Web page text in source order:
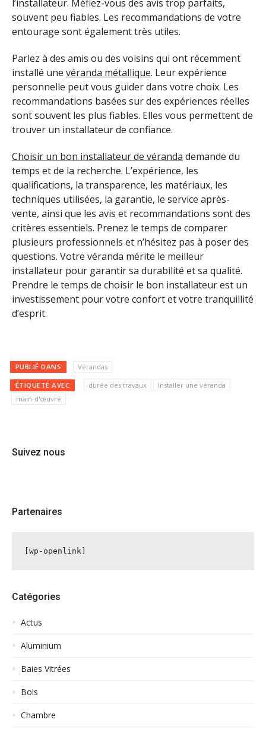
l’installateur. Méfiez-vous des avis trop parfaits,
souvent peu fiables. Les recommandations de votre
entourage sont également très utiles.
Parlez à des amis ou des voisins qui ont récemment
installé une véranda métallique. Leur expérience
personnelle peut vous guider dans votre choix. Les
recommandations basées sur des expériences réelles
sont souvent les plus fiables. Elles vous permettent de
trouver un installateur de confiance.
Choisir un bon installateur de véranda demande du
temps et de la recherche. L’expérience, les
qualifications, la transparence, les matériaux, les
techniques utilisées, la garantie, le service après-
vente, ainsi que les avis et recommandations sont des
critères essentiels. Prenez le temps de comparer
plusieurs professionnels et n’hésitez pas à poser des
questions. Votre véranda mérite le meilleur
installateur pour garantir sa durabilité et sa qualité.
Prendre le temps de choisir le bon installateur est un
investissement pour votre confort et votre tranquillité
d’esprit.
PUBLIÉ DANS Vérandas
ÉTIQUETÉ AVEC durée des travaux
Installer une véranda
main-d'œuvre
Suivez nous
Partenaires
[wp-openlink]
Catégories
Actus
Aluminium
Baies Vitrées
Bois
Chambre